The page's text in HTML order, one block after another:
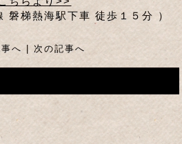
磐梯熱海駅下車 徒歩１５分 ）
へ 次の記事へ